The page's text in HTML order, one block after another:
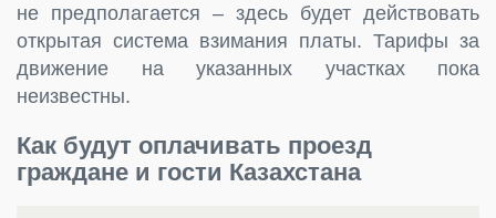
не предполагается – здесь будет действовать
открытая система взимания платы. Тарифы за
движение на указанных участках пока
неизвестны.
Как будут оплачивать проезд
граждане и гости Казахстана